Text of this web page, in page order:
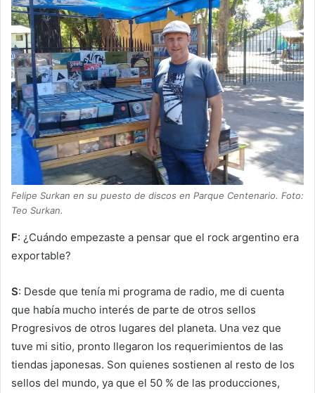
Felipe Surkan en su puesto de discos en Parque Centenario. Foto:
Teo Surkan.
F: ¿Cuándo empezaste a pensar que el rock argentino era
exportable?
S: Desde que tenía mi programa de radio, me di cuenta
que había mucho interés de parte de otros sellos
Progresivos de otros lugares del planeta. Una vez que
tuve mi sitio, pronto llegaron los requerimientos de las
tiendas japonesas. Son quienes sostienen al resto de los
sellos del mundo, ya que el 50 % de las producciones,